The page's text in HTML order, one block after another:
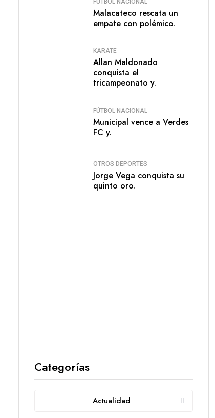
Malacateco rescata un
empate con polémico.
KARATE
Allan Maldonado
conquista el
tricampeonato y.
FÚTBOL NACIONAL
Municipal vence a Verdes
FC y.
OTROS DEPORTES
Jorge Vega conquista su
quinto oro.
Categorías
Actualidad